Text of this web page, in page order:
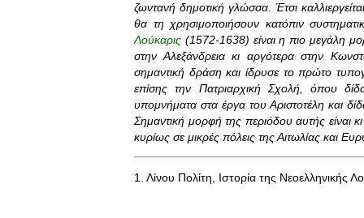
ζωντανή δημοτική γλώσσα. Έτσι
θα τη χρησιμοποιήσουν κατόπιν
Λούκαρις (1572-1638) είναι η πιο μεγάλη
στην Αλεξάνδρεια κι αργότερα στην
σημαντική δράση και ίδρυσε το πρώτο
επίσης την Πατριαρχική Σχολή, όπου
υπομνήματα στα έργα του Αριστοτέλη και
Σημαντική μορφή της περιόδου αυτής είναι
κυρίως σε μικρές πόλεις της Αιτωλίας και
1. Λίνου Πολίτη, Ιστορία της Νεοελληνικής